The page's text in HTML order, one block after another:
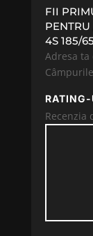
FII
4S 185/
Adresa
Recenzia